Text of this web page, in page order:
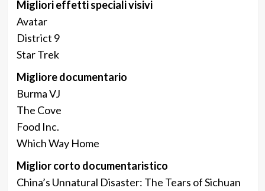
Migliori effetti speciali visivi
Avatar
District 9
Star Trek
Migliore documentario
Burma VJ
The Cove
Food Inc.
Which Way Home
Miglior corto documentaristico
China’s Unnatural Disaster: The Tears of Sichuan